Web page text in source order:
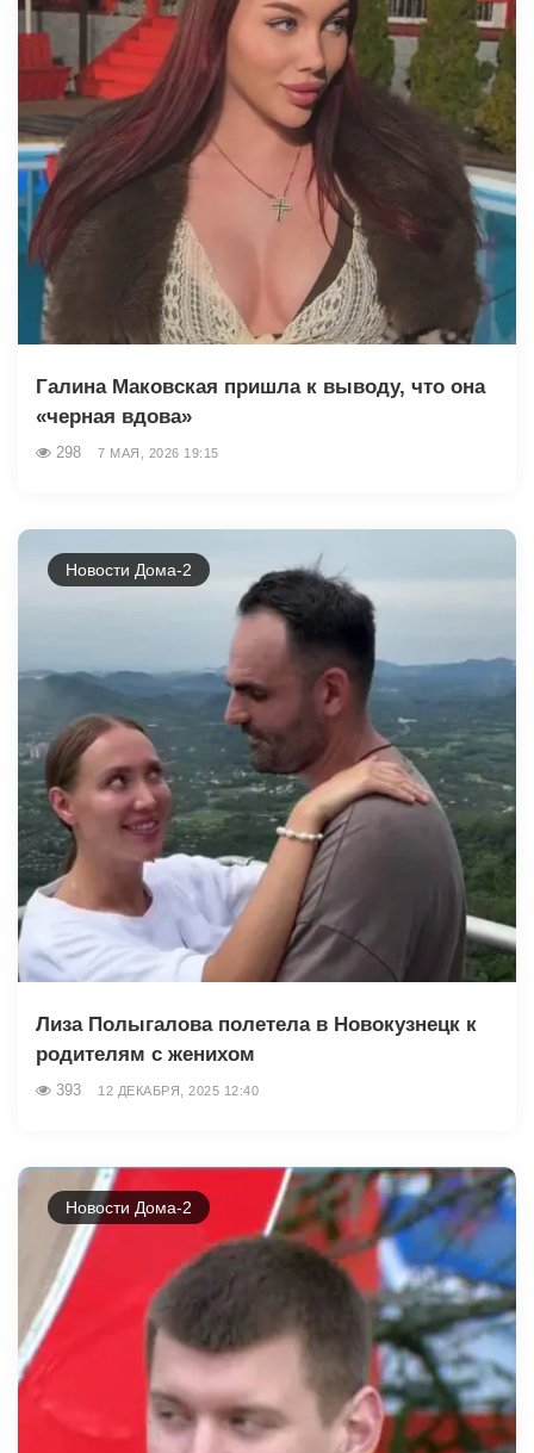
Галина Маковская пришла к выводу, что она
«черная вдова»
298 7 МАЯ, 2026 19:15
Новости Дома-2
Лиза Полыгалова полетела в Новокузнецк к
родителям с женихом
393 12 ДЕКАБРЯ, 2025 12:40
Новости Дома-2